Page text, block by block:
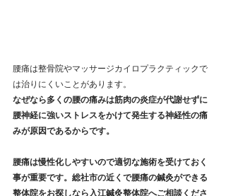
腰痛は整骨院やマッサージカイロプラクティックで
は治りにくいことがあります。
なぜなら多くの腰の痛みは筋肉の炎症が代謝せずに
腰神経に強いストレスをかけて発生する神経性の痛
みが原因であるからです。
腰痛は慢性化しやすいので適切な施術を受けておく
事が重要です。総社市の近くで腰痛の鍼灸ができる
整体院をお探しなら入江鍼灸整体院へご相談くださ